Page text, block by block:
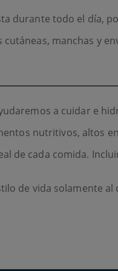
durante todo el día,
manchas y
a cuidar e
nutritivos, altos
de cada comida.
de vida solamente